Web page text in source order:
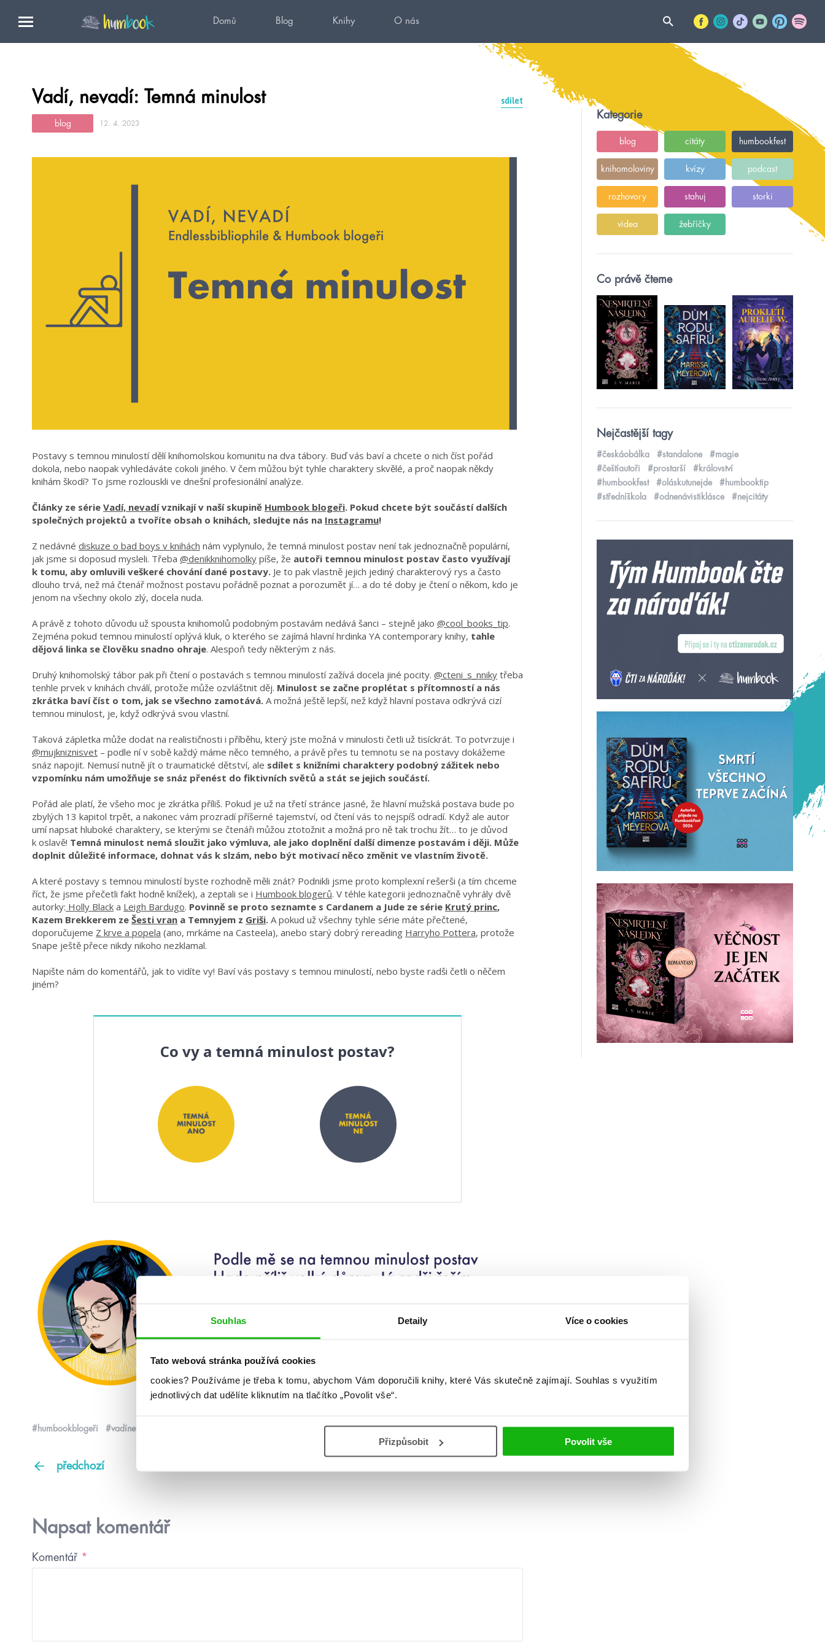
Souhlas Detaily Více o cookies
Tato webová stránka používá cookies
cookies? Používáme je třeba k tomu, abychom Vám doporučili knihy, které Vás skutečně zajímají. Souhlas s využitím
jednotlivých dat udělíte kliknutím na tlačítko „Povolit vše“.
Přizpůsobit Povolit vše
Domů Blog Knihy O nás
Vadí, nevadí: Temná minulost sdílet
blog 12. 4. 2023
Postavy s temnou minulostí dělí knihomolskou komunitu na dva tábory. Buď vás baví a chcete o nich číst pořád
dokola, nebo naopak vyhledáváte cokoli jiného. V čem můžou být tyhle charaktery skvělé, a proč naopak někdy
knihám škodí? To jsme rozlouskli ve dnešní profesionální analýze.
Články ze série Vadí, nevadívznikají v naší skupině Humbook blogeři. Pokud chcete být součástí dalších
společných projektů a tvoříte obsah o knihách, sledujte nás na Instagramu!
Z nedávné diskuze o bad boys v knihách nám vyplynulo, že temná minulost postav není tak jednoznačně populární,
jak jsme si doposud mysleli. Třeba @denikknihomolky píše, že autoři temnou minulost postav často využívají
k tomu, aby omluvili veškeré chování dané postavy. Je to pak vlastně jejich jediný charakterový rys a často
dlouho trvá, než má čtenář možnost postavu pořádně poznat a porozumět jí… a do té doby je čtení o někom, kdo je
jenom na všechny okolo zlý, docela nuda.
A právě z tohoto důvodu už spousta knihomolů podobným postavám nedává šanci – stejně jako @cool_books_tip.
Zejména pokud temnou minulostí oplývá kluk, o kterého se zajímá hlavní hrdinka YA contemporary knihy, tahle
dějová linka se člověku snadno ohraje. Alespoň tedy některým z nás.
Druhý knihomolský tábor pak při čtení o postavách s temnou minulostí zažívá docela jiné pocity. @cteni_s_nniky třeba
tenhle prvek v knihách chválí, protože může ozvláštnit děj. Minulost se začne proplétat s přítomností a nás
zkrátka baví číst o tom, jak se všechno zamotává. A možná ještě lepší, než když hlavní postava odkrývá cizí
temnou minulost, je, když odkrývá svou vlastní.
Taková zápletka může dodat na realističnosti i příběhu, který jste možná v minulosti četli už tisíckrát. To potvrzuje i
@mujkniznisvet – podle ní v sobě každý máme něco temného, a právě přes tu temnotu se na postavy dokážeme
snáz napojit. Nemusí nutně jít o traumatické dětství, ale sdílet s knižními charaktery podobný zážitek nebo
vzpomínku nám umožňuje se snáz přenést do fiktivních světů a stát se jejich součástí.
Pořád ale platí, že všeho moc je zkrátka příliš. Pokud je už na třetí stránce jasné, že hlavní mužská postava bude po
zbylých 13 kapitol trpět, a nakonec vám prozradí příšerné tajemství, od čtení vás to nejspíš odradí. Když ale autor
umí napsat hluboké charaktery, se kterými se čtenáři můžou ztotožnit a možná pro ně tak trochu žít… to je důvod
k oslavě! Temná minulost nemá sloužit jako výmluva, ale jako doplnění další dimenze postavám i ději. Může
doplnit důležité informace, dohnat vás k slzám, nebo být motivací něco změnit ve vlastním životě.
A které postavy s temnou minulostí byste rozhodně měli znát? Podnikli jsme proto komplexní rešerši (a tím chceme
říct, že jsme přečetli fakt hodně knížek), a zeptali se i Humbook blogerů. V téhle kategorii jednoznačně vyhrály dvě
autorky: Holly Black a Leigh Bardugo. Povinně se proto seznamte s Cardanem a Jude ze série Krutý princ,
Kazem Brekkerem ze Šesti vran a Temnyjem z Griši. A pokud už všechny tyhle série máte přečtené,
doporučujeme Z krve a popela (ano, mrkáme na Casteela), anebo starý dobrý rereading Harryho Pottera, protože
Snape ještě přece nikdy nikoho nezklamal.
Napište nám do komentářů, jak to vidíte vy! Baví vás postavy s temnou minulostí, nebo byste radši četli o něčem
jiném?
Co vy a temná minulost postav?
#humbookblogeři #vadínevadí
předchozí
Napsat komentář
Komentář *
Kategorie
blog citáty humbookfest
knihomoloviny kvízy podcast
rozhovory stahuj storki
videa žebříčky
Co právě čteme
Nejčastější tagy
#českáobálka #standalone
#magie
#češtíautoři
#prostarší
#království
#humbookfest
#oláskutunejde
#humbooktip
#středníškola
#odnenávistiklásce #nejcitáty